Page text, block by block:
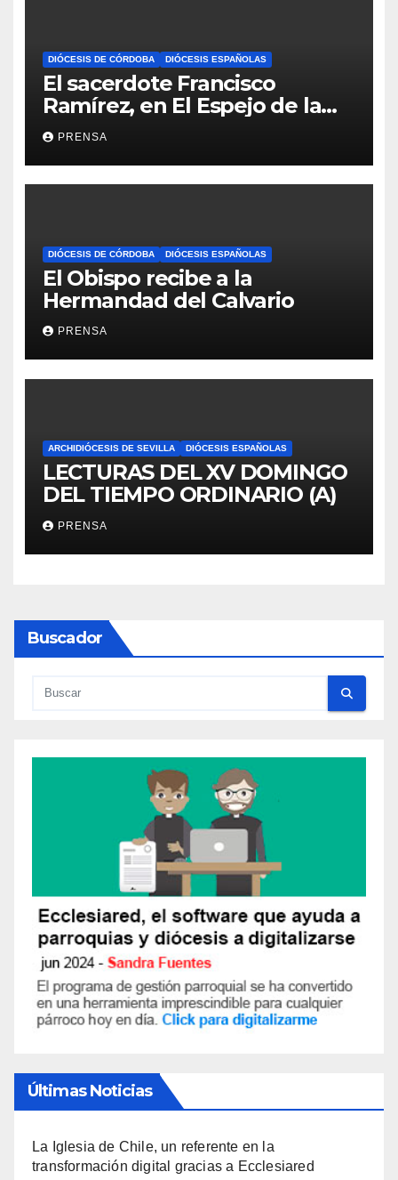
DIÓCESIS DE CÓRDOBA DIÓCESIS ESPAÑOLAS
El sacerdote Francisco
Ramírez, en El Espejo de la
Iglesia
PRENSA
DIÓCESIS DE CÓRDOBA DIÓCESIS ESPAÑOLAS
El Obispo recibe a la
Hermandad del Calvario
PRENSA
ARCHIDIÓCESIS DE SEVILLA DIÓCESIS ESPAÑOLAS
LECTURAS DEL XV DOMINGO
DEL TIEMPO ORDINARIO (A)
PRENSA
Buscador
Últimas Noticias
La Iglesia de Chile, un referente en la
transformación digital gracias a Ecclesiared